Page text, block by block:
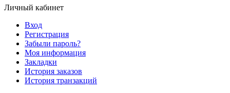
Личный кабинет
Вход
Регистрация
Забыли пароль?
Моя информация
Закладки
История заказов
История транзакций